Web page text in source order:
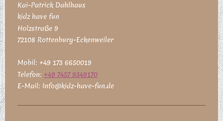
Kai-Patrick Dahlhaus
kidz have fun
Holzstraße 9
72108 Rottenburg-Eckenweiler
Mobil: +49 173 6650019
Telefon: +49 7457 9349170
E-Mail: Info@kidz-have-fun.de